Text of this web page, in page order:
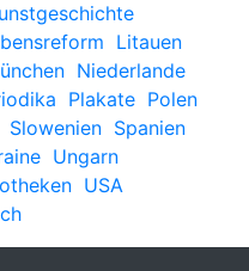
Litauen
Niederlande
Plakate Polen
Slowenien Spanien
Ungarn
USA